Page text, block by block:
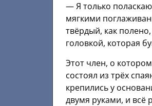
— Я только
мягкими
твёрдый, как
головкой, которая
Этот член, о
состоял из трёх
крепились у
двумя руками, и всё